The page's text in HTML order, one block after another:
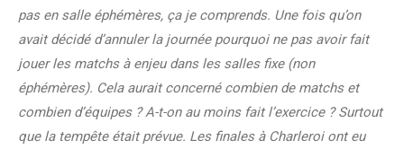
pas en salle éphémères, ça je comprends. Une fois qu’on
avait décidé d’annuler la journée pourquoi ne pas avoir fait
jouer les matchs à enjeu dans les salles fixe (non
éphémères). Cela aurait concerné combien de matchs et
combien d’équipes ? A-t-on au moins fait l’exercice ? Surtout
que la tempête était prévue. Les finales à Charleroi ont eu